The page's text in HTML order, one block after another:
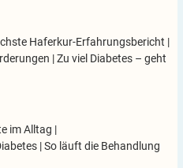
Haferkur-Erfahrungsbericht |
|Zu viel Diabetes – geht
im Alltag |
|So läuft die Behandlung